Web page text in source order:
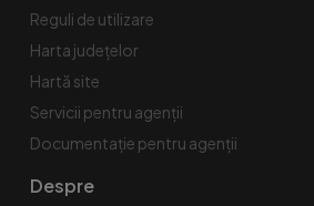
Reguli de utilizare
Harta județelor
Hartă site
Servicii pentru agenții
Documentație pentru agenții
Despre